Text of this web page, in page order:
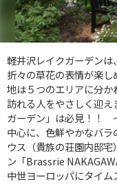
軽井沢レイクガーデン
折々の草花の表情が楽
地は５つのエリアに分
訪れる人をやさしく迎
ガーデン」は必見！！
中心に、色鮮やかなバ
ウス（貴族の荘園内邸
ン「Brassrie
中世ヨーロッパにタイム